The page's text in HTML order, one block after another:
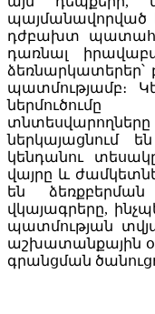
պայմանավորված
դժբախտ
դառնալ
ձեռնարկատերեր՝
պատմությամբ։
ներկայացնում
կենդանու
վայրը և
են
վկայագրերը,
պատմության
աշխատանքային
գրանցման